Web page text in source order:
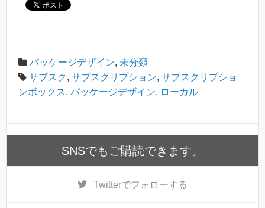
パッケージデザイン, 未分類
サブスク , サブスクリプション, サブスクリプショ
ンボックス, パッケージデザイン, ローカル
SNSでもご購読できます。
Twitterでフォローする